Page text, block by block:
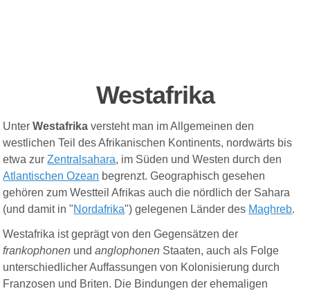
Westafrika
UnterWestafrika versteht man im Allgemeinen den
westlichen Teil des Afrikanischen Kontinents, nordwärts bis
etwa zurZentralsahara, im Süden und Westen durch den
Atlantischen Ozean begrenzt. Geographisch gesehen
gehören zum Westteil Afrikas auch die nördlich der Sahara
(und damit in "Nordafrika") gelegenen Länder des Maghreb.
Westafrika ist geprägt von den Gegensätzen der
frankophonen undanglophonen Staaten, auch als Folge
unterschiedlicher Auffassungen von Kolonisierung durch
Franzosen und Briten. Die Bindungen der ehemaligen